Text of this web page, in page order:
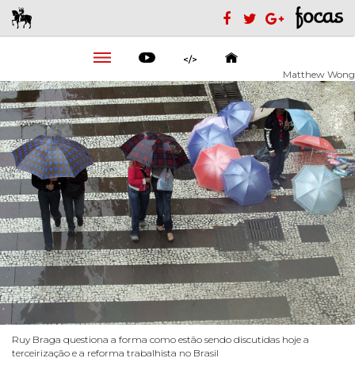
</>
Matthew Wong
Ruy Braga questiona a forma como estão sendo discutidas hoje a
terceirização e a reforma trabalhista no Brasil